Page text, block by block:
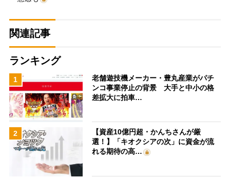
関連記事
ランキング
1
老舗遊技機メーカー・豊丸産業がパチ
ンコ事業停止の背景 大手と中小の格
差拡大に拍車…
2
【資産10億円超・かんちさんが厳
選！】「キオクシアの次」に資金が流
れる期待の高…